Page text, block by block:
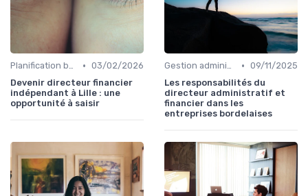
Planification budgétaire • 03/02/2026
Devenir directeur financier
indépendant à Lille : une
opportunité à saisir
Gestion administrative • 09/11/2025
Les responsabilités du
directeur administratif et
financier dans les
entreprises bordelaises